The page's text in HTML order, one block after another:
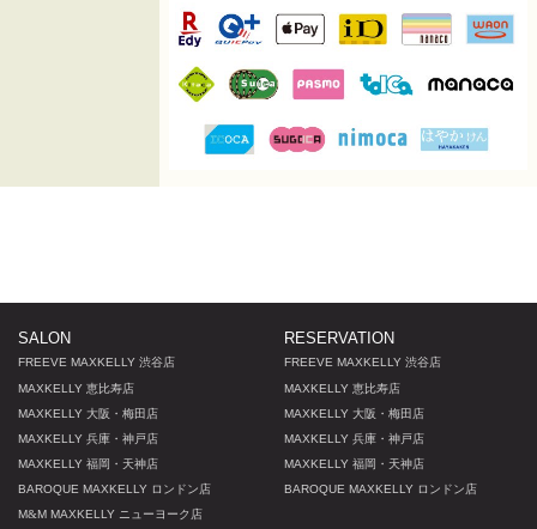
SALON
FREEVE MAXKELLY 渋谷店
MAXKELLY 恵比寿店
MAXKELLY 大阪・梅田店
MAXKELLY 兵庫・神戸店
MAXKELLY 福岡・天神店
BAROQUE MAXKELLY ロンドン店
M&M MAXKELLY ニューヨーク店
RESERVATION
FREEVE MAXKELLY 渋谷店
MAXKELLY 恵比寿店
MAXKELLY 大阪・梅田店
MAXKELLY 兵庫・神戸店
MAXKELLY 福岡・天神店
BAROQUE MAXKELLY ロンドン店